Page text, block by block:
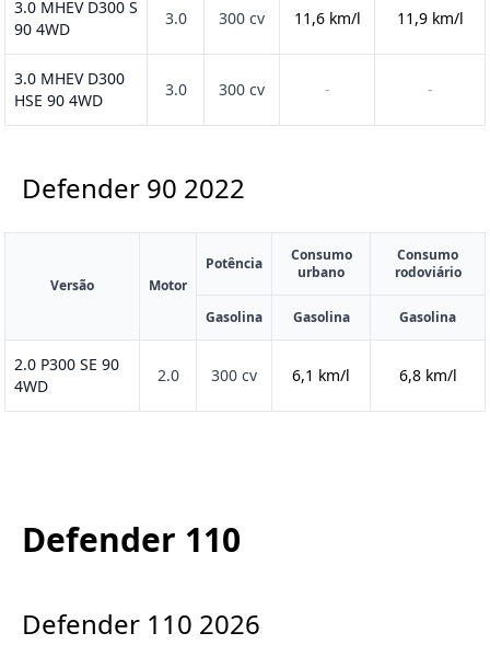
3.0 MHEV D300 S
90 4WD
3.0 300 cv 11,6 km/l 11,9 km/l
3.0 MHEV D300
HSE 90 4WD
3.0 300 cv - -
Defender 90 2022
Versão Motor
Potência
Consumo
urbano
Consumo
rodoviário
Gasolina Gasolina Gasolina
2.0 P300 SE 90
4WD
2.0 300 cv 6,1 km/l 6,8 km/l
Defender 110
Defender 110 2026